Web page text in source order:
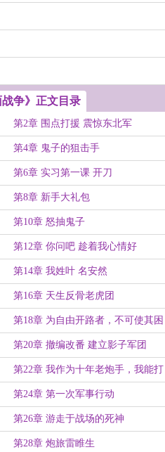
战争》正文目录
第2章 围点打援 震惊东北军
第4章 鬼子的狙击手
第6章 实习第一课 开刀
第8章 新手大礼包
第10章 怒抽鬼子
第12章 你问吧 趁着我心情好
第14章 我姓叶 名安然
第16章 天生反骨老虎团
第18章 为自由开路者，不可使其困
于荆棘
第20章 撤编改番 建立影子军团
第22章 我作为十年老炮手，我能打
不准？
第24章 第一次军事行动
第26章 游走于战场的死神
第28章 炮旅雷睢生